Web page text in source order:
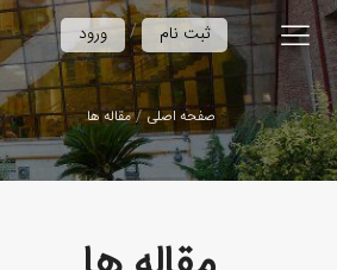
ورود / ثبت نام
صفحه اصلی مقاله ها